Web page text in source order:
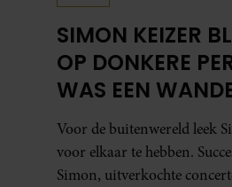
SIMON KEIZER
OP DONKERE
WAS EEN
HOOFD’
Voor de buitenwereld leek
voor elkaar te hebben.
Simon, uitverkochte